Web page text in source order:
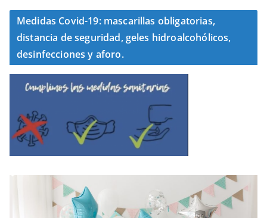
Medidas Covid-19: mascarillas obligatorias,
distancia de seguridad, geles hidroalcohólicos,
desinfecciones y aforo.